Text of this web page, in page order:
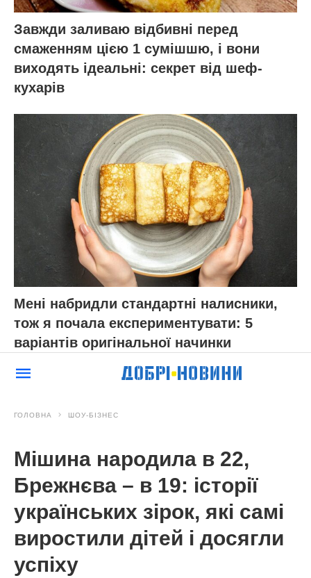
Завжди заливаю відбивні перед
смаженням цією 1 сумішшю, і вони
виходять ідеальні: секрет від шеф-
кухарів
Мені набридли стандартні налисники,
тож я почала експериментувати: 5
варіантів оригінальної начинки